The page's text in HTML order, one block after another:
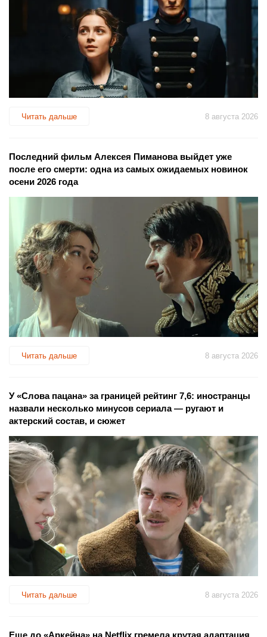
Читать дальше 8 августа 2026
Последний фильм Алексея Пиманова выйдет уже
после его смерти: одна из самых ожидаемых новинок
осени 2026 года
Читать дальше 8 августа 2026
У «Слова пацана» за границей рейтинг 7,6: иностранцы
назвали несколько минусов сериала — ругают и
актерский состав, и сюжет
Читать дальше 8 августа 2026